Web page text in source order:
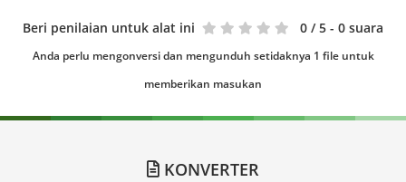
Beri penilaian untuk alat ini 0 / 5 - 0 suara
Anda perlu mengonversi dan mengunduh setidaknya 1 file untuk
memberikan masukan
KONVERTER